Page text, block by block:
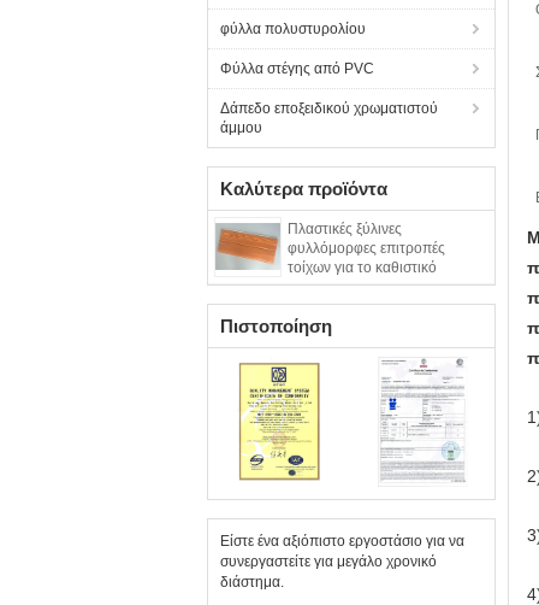
φύλλα πολυστυρολίου
Φύλλα στέγης από PVC
Δάπεδο εποξειδικού χρωματιστού
άμμου
Καλύτερα προϊόντα
Πλαστικές ξύλινες
φυλλόμορφες επιτροπές
τοίχων για το καθιστικό
Πιστοποίηση
Είστε ένα αξιόπιστο εργοστάσιο για να
συνεργαστείτε για μεγάλο χρονικό
διάστημα.